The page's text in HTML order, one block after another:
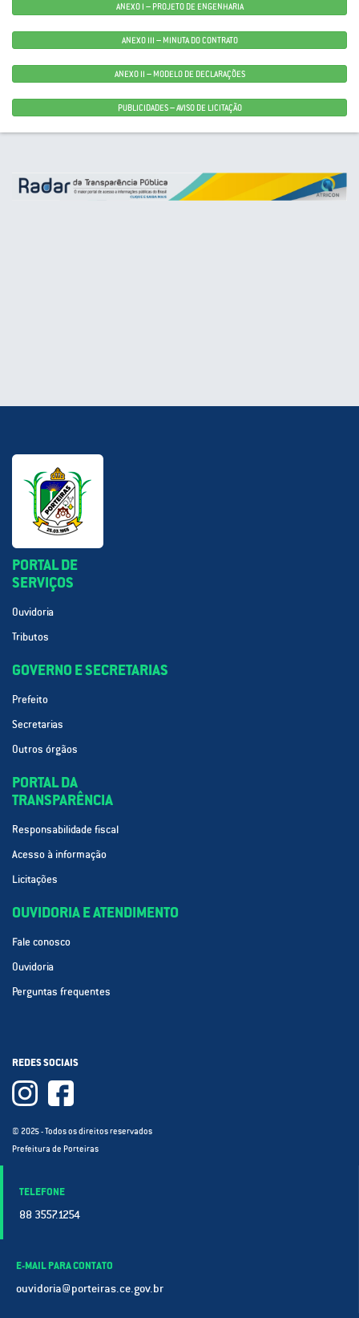
ANEXO I – PROJETO DE ENGENHARIA
ANEXO III – MINUTA DO CONTRATO
ANEXO II – MODELO DE DECLARAÇÕES
PUBLICIDADES – AVISO DE LICITAÇÃO
PORTAL DE
SERVIÇOS
Ouvidoria
Tributos
GOVERNO E SECRETARIAS
Prefeito
Secretarias
Outros órgãos
PORTAL DA
TRANSPARÊNCIA
Responsabilidade fiscal
Acesso à informação
Licitações
OUVIDORIA E ATENDIMENTO
Fale conosco
Ouvidoria
Perguntas frequentes
REDES SOCIAIS
© 2025 - Todos os direitos reservados
Prefeitura de Porteiras
TELEFONE
88 3557.1254
E-MAIL PARA CONTATO
ouvidoria@porteiras.ce.gov.br